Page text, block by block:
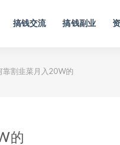
搞钱交流 搞钱副业
靠割韭菜月入20W的
的